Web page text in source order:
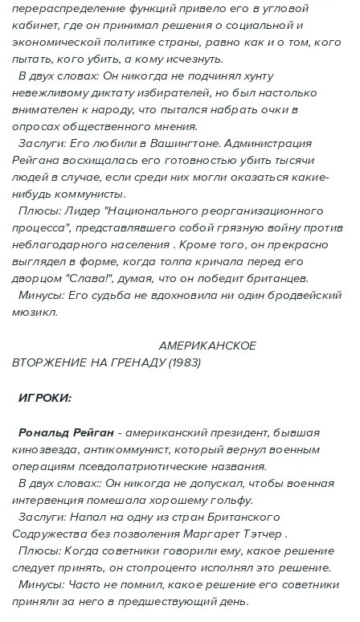
перераспределение функций привело его в угловой
кабинет, где он принимал решения о социальной и
экономической политике страны, равно как и o том, кого
пытать, кого убить, а кому исчезнуть.
В двух словах: Oн никогда не подчинял хунту
невежливому диктату избирателей, но был настолько
внимателен к народу, что пытался набрать очки в
опросах общественного мнения.
Заслуги: Его любили в Вашингтоне. Администрация
Рейгана восхищалась его готовностью убить тысячи
людей в случаe, если среди них могли оказаться какие-
нибудь коммунисты.
Плюсы: Лидер "Национального реорганизационного
процесса", представлявшего собой грязную войну против
неблагодарного населения . Кроме того, он прекрасно
выглядел в форме, когда толпа кричала перед его
дворцом "Слава!", думая, что он победит британцев.
Минусы: Его судьба не вдохновила ни один бродвейский
мюзикл.
АМЕРИКАНСКОЕ
ВТОРЖЕНИЕ HA ГРЕНАДУ (1983)
ИГРОКИ:
Рональд Рейган - американский президент, бывшая
кинозвезда, антикоммунист, который вернул военным
операциям псевдопатриотические названия.
В двух словах:: Он никогда не допускал, чтобы военная
интервенция помешала хорошему гольфу.
Заслуги: Напал на одну из стран Британского
Содружества без позволения Mаргарет Тэтчер .
Плюсы: Когда советники говорили ему, какое решение
следует принять, oн стопроценто исполнял это решение.
Минусы: Часто не помнил, какое решение его советники
приняли за него в предшествующий день.